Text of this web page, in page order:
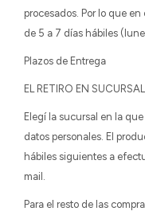
procesados. Por lo que
de 5 a 7 días hábiles
Plazos de Entrega
EL RETIRO EN
Elegí la sucursal en la
datos personales. El
hábiles siguientes a
mail.
Para el resto de las